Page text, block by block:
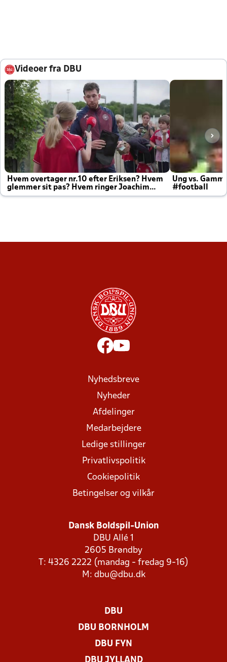
Videoer fra DBU
Hvem overtager nr.10 efter Eriksen? Hvem
glemmer sit pas? Hvem ringer Joachim
altid til efter kampe?
Ung vs.
#football
Nyhedsbreve
Nyheder
Afdelinger
Medarbejdere
Ledige stillinger
Privatlivspolitik
Cookiepolitik
Betingelser og vilkår
Dansk Boldspil-Union
DBU Allé 1
2605 Brøndby
T: 4326 2222 (mandag - fredag 9-16)
M: dbu@dbu.dk
DBU
DBU BORNHOLM
DBU FYN